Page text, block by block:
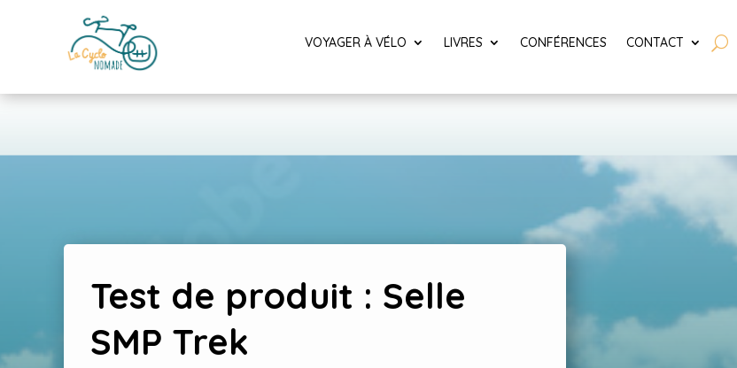
VOYAGER À VÉLO LIVRES CONFÉRENCES CONTACT
Test de produit : Selle
SMP Trek